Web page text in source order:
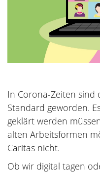
In Corona-Zeiten sind
Standard geworden.
geklärt werden
alten Arbeitsformen
Caritas nicht.
Ob wir digital tagen